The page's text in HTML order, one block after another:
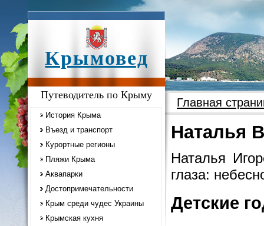
Крымовед
Путеводитель по Крыму
История Крыма
Въезд и транспорт
Курортные регионы
Пляжи Крыма
Аквапарки
Достопримечательности
Крым среди чудес Украины
Крымская кухня
Главная
Наталья
Наталья
глаза:
Детские